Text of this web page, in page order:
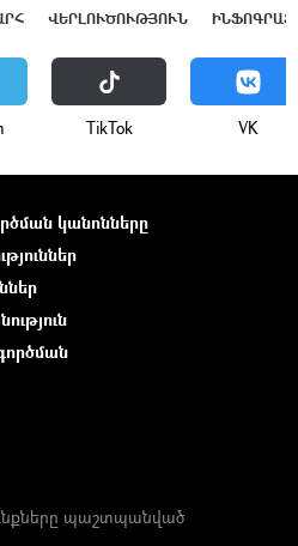
ՎԵՐԼՈՒԾՈՒԹՅՈՒՆ
ТikТоk VK
կանոնները
պաշտպանված